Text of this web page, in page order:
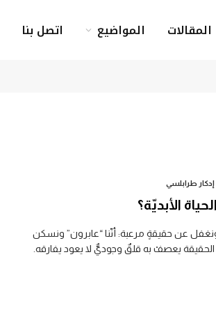
المقالات المواضيع اتصل بنا
إدكار طرابلسي
الأبديّة؟
ونغفل عن حقيقةٍ مرعبة: أنّنا “عابرون” ونسكن
يعصفْ به قلقٌ وجوديٌّ لا يعود يفارقه.